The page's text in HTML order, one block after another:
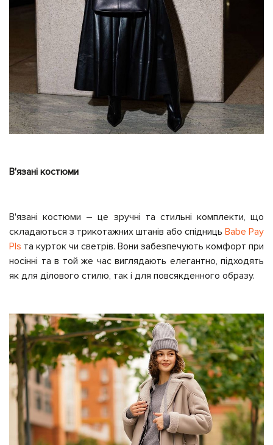
В'язані костюми
В'язані костюми – це зручні та стильні комплекти, що
складаються з трикотажних штанів або спідниць Babe Pay
Pls та курток чи светрів. Вони забезпечують комфорт при
носінні та в той же час виглядають елегантно, підходять
як для ділового стилю, так і для повсякденного образу.